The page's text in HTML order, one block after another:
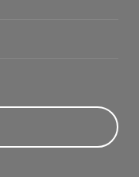
博硕士论文